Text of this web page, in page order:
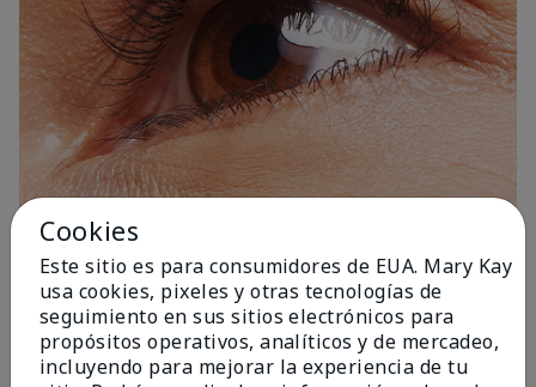
1 Capa
Cookies
Este sitio es para consumidores de EUA. Mary Kay
usa cookies, pixeles y otras tecnologías de
seguimiento en sus sitios electrónicos para
propósitos operativos, analíticos y de mercadeo,
incluyendo para mejorar la experiencia de tu